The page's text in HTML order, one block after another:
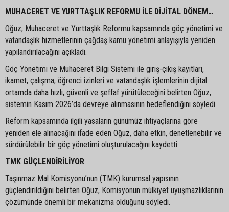
MUHACERET VE YURTTAŞLIK REFORMU İLE DİJİTAL DÖNEM…
Oğuz, Muhaceret ve Yurttaşlık Reformu kapsamında göç yönetimi ve
vatandaşlık hizmetlerinin çağdaş kamu yönetimi anlayışıyla yeniden
yapılandırılacağını açıkladı.
Göç Yönetimi ve Muhaceret Bilgi Sistemi ile giriş-çıkış kayıtları,
ikamet, çalışma, öğrenci izinleri ve vatandaşlık işlemlerinin dijital
ortamda daha hızlı, güvenli ve şeffaf yürütüleceğini belirten Oğuz,
sistemin Kasım 2026’da devreye alınmasının hedeflendiğini söyledi.
Reform kapsamında ilgili yasaların günümüz ihtiyaçlarına göre
yeniden ele alınacağını ifade eden Oğuz, daha etkin, denetlenebilir ve
sürdürülebilir bir göç yönetimi oluşturulacağını kaydetti.
TMK GÜÇLENDİRİLİYOR
Taşınmaz Mal Komisyonu’nun (TMK) kurumsal yapısının
güçlendirildiğini belirten Oğuz, Komisyonun mülkiyet uyuşmazlıklarının
çözümünde önemli bir mekanizma olduğunu söyledi.